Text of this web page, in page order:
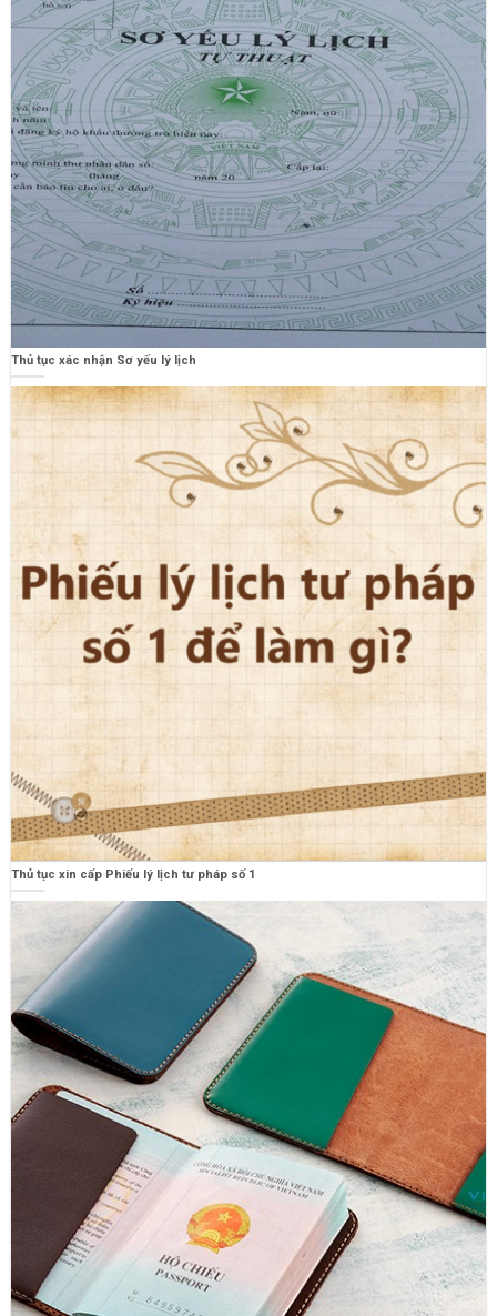
Thủ tục xác nhận Sơ yếu lý lịch
Thủ tục xin cấp Phiếu lý lịch tư pháp số 1